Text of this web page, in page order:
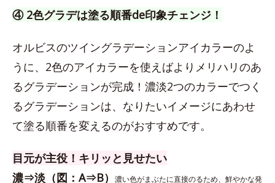
④ 2色グラデは塗る順番de印象チェンジ！
オルビスのツイングラデーションアイカラーのよ
うに、2色のアイカラーを使えばよりメリハリのあ
るグラデーションが完成！濃淡2つのカラーでつく
るグラデーションは、なりたいイメージにあわせ
て塗る順番を変えるのがおすすめです。
目元が主役！キリッと見せたい
濃⇒淡（図：A⇒B）
濃い色がまぶたに直接のるため、鮮やかな発